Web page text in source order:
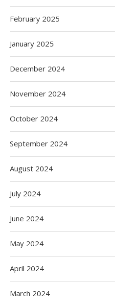
February 2025
January 2025
December 2024
November 2024
October 2024
September 2024
August 2024
July 2024
June 2024
May 2024
April 2024
March 2024